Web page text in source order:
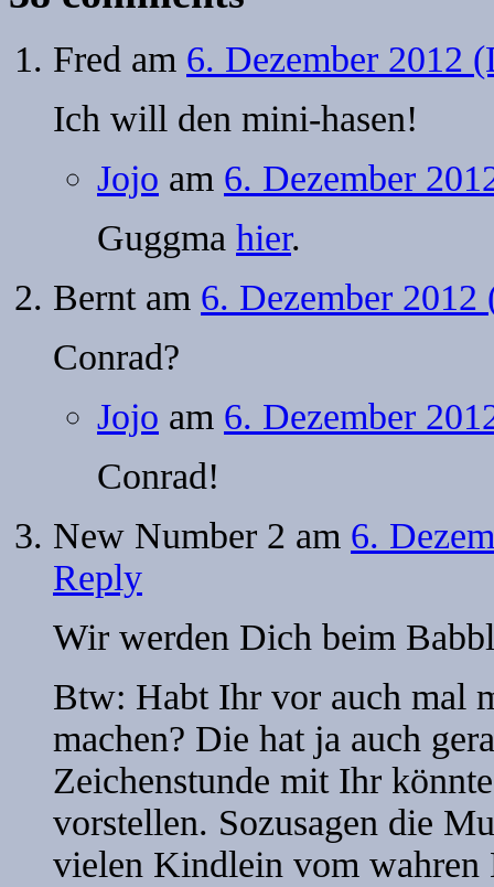
Fred am 6. Dezember 2012
Ich will den mini-hasen!
Jojo am 6. Dezember
Guggma hier.
Berntam 6. Dezember
Conrad?
Jojo am 6. Dezember
Conrad!
New Number 2 am 6.
Reply
Wir werden Dich beim
Btw: Habt Ihr vor auch mal
machen? Die hat ja auch
Zeichenstunde mit Ihr
vorstellen. Sozusagen die
vielen Kindlein vom